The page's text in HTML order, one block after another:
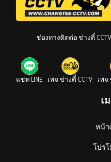
ช่องทางติดต่อ ช่างตี๋
แชท LINE เพจ ช่างตี๋ CCTV เพจ
เ
หน้า
โปร